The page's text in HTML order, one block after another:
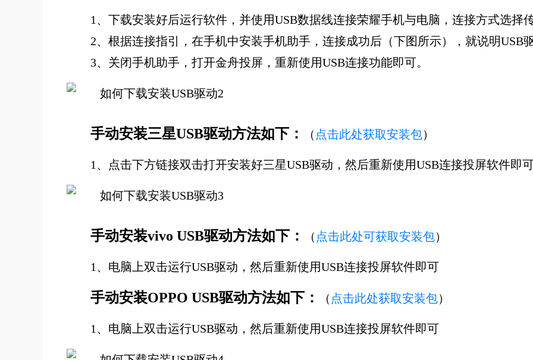
1、下载安装好后运行软件，并使用USB数据线连接荣耀手机与电脑，连接方式选择
2、根据连接指引，在手机中安装手机助手，连接成功后（下图所示），就说明USB
3、关闭手机助手，打开金舟投屏，重新使用USB连接功能即可。
手动安装三星USB驱动方法如下： （ 点击此处获取安装包）
1、点击下方链接双击打开安装好三星USB驱动，然后重新使用USB连接投屏软件即
手动安装vivo USB驱动方法如下： （ 点击此处可获取安装包）
1、电脑上双击运行USB驱动，然后重新使用USB连接投屏软件即可
手动安装OPPO USB驱动方法如下： （ 点击此处获取安装包）
1、电脑上双击运行USB驱动，然后重新使用USB连接投屏软件即可